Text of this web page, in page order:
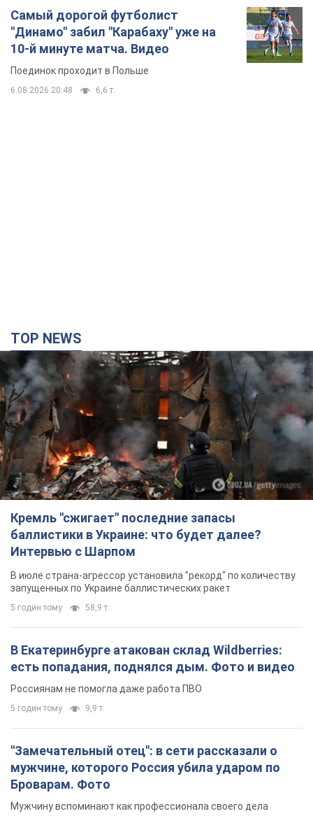
Самый дорогой футболист
"Динамо" забил "Карабаху" уже на
10-й минуте матча. Видео
Поединок проходит в Польше
6.08.2026 20:48 6,6 т.
TOP NEWS
Кремль "сжигает" последние запасы
баллистики в Украине: что будет далее?
Интервью с Шарпом
В июле страна-агрессор установила "рекорд" по количеству
запущенных по Украине баллистических ракет
5 годин тому 58,9 т.
В Екатеринбурге атакован склад Wildberries:
есть попадания, поднялся дым. Фото и видео
Россиянам не помогла даже работа ПВО
5 годин тому 9,9 т.
"Замечательный отец": в сети рассказали о
мужчине, которого Россия убила ударом по
Броварам. Фото
Мужчину вспоминают как профессионала своего дела